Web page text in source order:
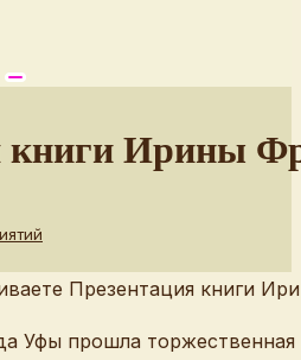
книги Ирины
Уфы прошла торжественная